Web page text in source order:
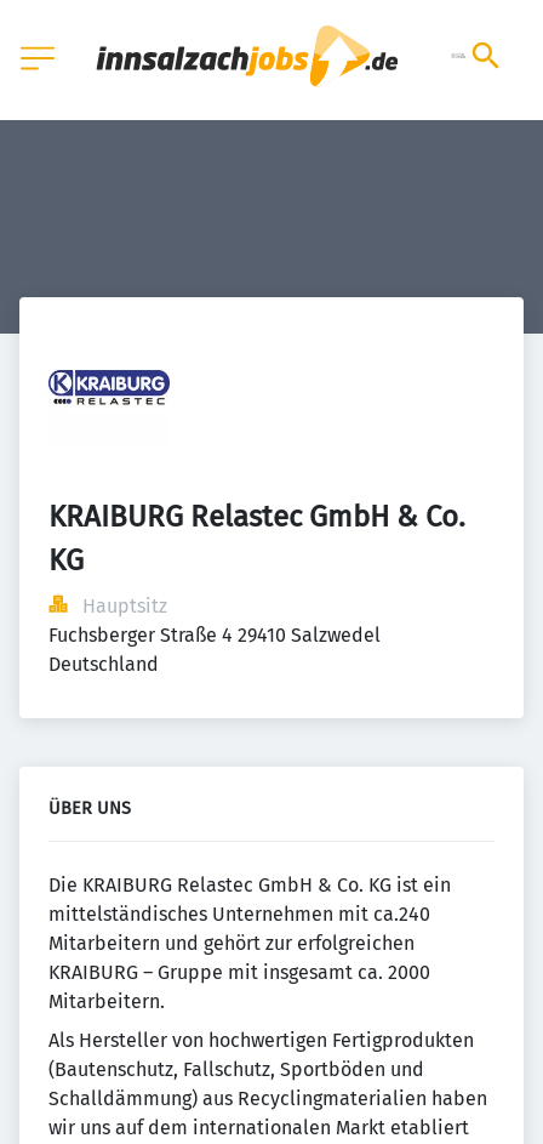
KRAIBURG Relastec GmbH & Co.
KG
Hauptsitz
Fuchsberger Straße 4 29410 Salzwedel
Deutschland
ÜBER UNS
Die KRAIBURG Relastec GmbH & Co. KG ist ein
mittelständisches Unternehmen mit ca.240
Mitarbeitern und gehört zur erfolgreichen
KRAIBURG – Gruppe mit insgesamt ca. 2000
Mitarbeitern.
Als Hersteller von hochwertigen Fertigprodukten
(Bautenschutz, Fallschutz, Sportböden und
Schalldämmung) aus Recyclingmaterialien haben
wir uns auf dem internationalen Markt etabliert